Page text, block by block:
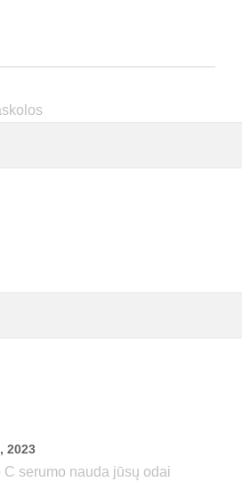
2023
C serumo nauda jūsų odai